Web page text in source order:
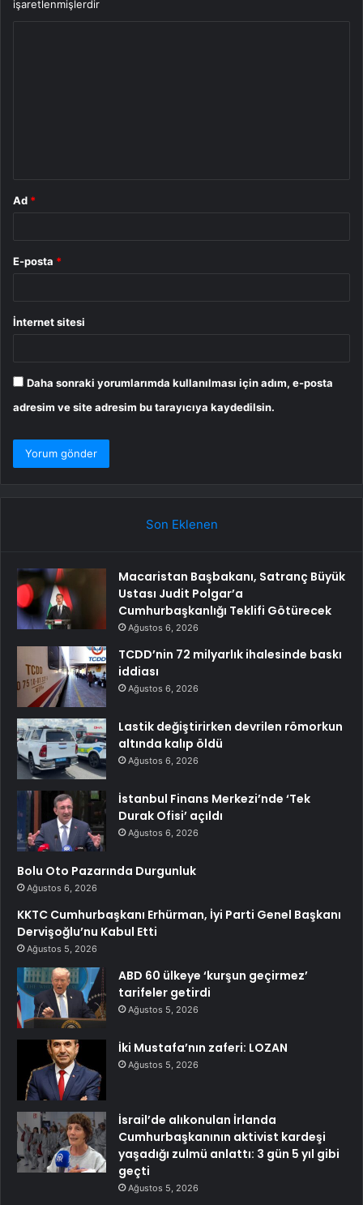
işaretlenmişlerdir
Ad *
E-posta *
İnternet sitesi
Daha sonraki yorumlarımda kullanılması için adım, e-posta
adresim ve site adresim bu tarayıcıya kaydedilsin.
Son Eklenen
Macaristan Başbakanı, Satranç Büyük
Ustası Judit Polgar’a
Cumhurbaşkanlığı Teklifi Götürecek
Ağustos 6, 2026
TCDD’nin 72 milyarlık ihalesinde baskı
iddiası
Ağustos 6, 2026
Lastik değiştirirken devrilen römorkun
altında kalıp öldü
Ağustos 6, 2026
İstanbul Finans Merkezi’nde ‘Tek
Durak Ofisi’ açıldı
Ağustos 6, 2026
Bolu Oto Pazarında Durgunluk
Ağustos 6, 2026
KKTC Cumhurbaşkanı Erhürman, İyi Parti Genel Başkanı
Dervişoğlu’nu Kabul Etti
Ağustos 5, 2026
ABD 60 ülkeye ‘kurşun geçirmez’
tarifeler getirdi
Ağustos 5, 2026
İki Mustafa’nın zaferi: LOZAN
Ağustos 5, 2026
İsrail’de alıkonulan İrlanda
Cumhurbaşkanının aktivist kardeşi
yaşadığı zulmü anlattı: 3 gün 5 yıl gibi
geçti
Ağustos 5, 2026